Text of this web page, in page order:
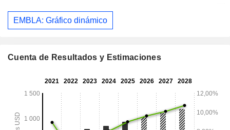
EMBLA: Gráfico dinámico
Cuenta de Resultados y Estimaciones